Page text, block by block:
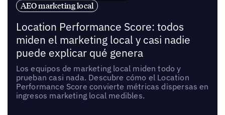
AEO marketing local
Location Performance Score: todos
miden el marketing local y casi nadie
puede explicar qué genera
Los equipos de marketing local miden todo y
prueban casi nada. Descubre cómo el Location
Performance Score convierte métricas dispersas en
ingresos marketing local medibles.